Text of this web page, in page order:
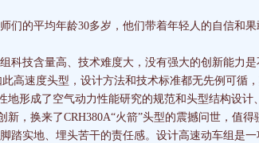
的平均年龄30多岁，他们带着年轻人的自信和果
含量高、技术难度大，没有强大的创新能力是
速度头型，设计方法和技术标准都无先例可循
地形成了空气动力性能研究的规范和头型结构设
，换来了CRH380A“火箭”头型的震撼问世，值
实地、埋头苦干的责任感。设计高速动车组是一